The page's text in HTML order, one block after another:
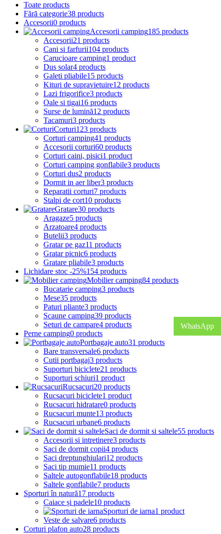
Toate products
Fără categorie38 products
Accesorii0 products
Accesorii camping185 products
Accesorii21 products
Cani si farfurii104 products
Carucioare camping1 product
Dus solar4 products
Galeti pliabile15 products
Kituri de supravietuire12 products
Lazi frigorifice3 products
Oale si tigai16 products
Surse de lumină12 products
Tacamuri3 products
Corturi123 products
Corturi camping41 products
Accesorii corturi60 products
Corturi caini, pisici1 product
Corturi camping gonflabile3 products
Corturi dus2 products
Dormit in aer liber3 products
Reparatii corturi7 products
Stalpi de cort10 products
Gratare30 products
Aragaze5 products
Arzatoare4 products
Butelii3 products
Gratar pe gaz11 products
Gratar picnic6 products
Gratare pliabile3 products
Lichidare stoc -25%154 products
Mobilier camping84 products
Bucatarie camping3 products
Mese35 products
Paturi pliante3 products
Scaune camping39 products
Seturi de campare4 products
Perne camping0 products
Portbagaje auto31 products
Bare transversale6 products
Cutii portbagaj3 products
Suporturi biciclete21 products
Suporturi schiuri1 product
Rucsacuri20 products
Rucsacuri biciclete1 product
Rucsacuri hidratare0 products
Rucsacuri munte13 products
Rucsacuri urbane6 products
Saci de dormit si saltele55 products
Accesorii si intretinere3 products
Saci de dormit copii4 products
Saci dreptunghiulari12 products
Saci tip mumie11 products
Saltele autogonflabile18 products
Saltele gonflabile7 products
Sporturi în natură17 products
Caiace și padele10 products
Sporturi de iarna1 product
Veste de salvare6 products
Corturi plafon auto28 products
WhatsApp